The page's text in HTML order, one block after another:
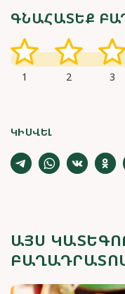
ԳՆԱՀԱՏԵՔ
1 2 3
ԿԻՍՎԵԼ
ԱՅՍ